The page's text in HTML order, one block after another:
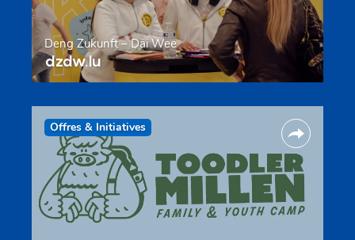
Deng Zukunft – Däi Wee
dzdw.lu
Offres & Initiatives